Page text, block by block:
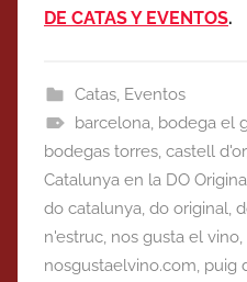
DE CATAS Y EVENTOS.
Catas, Eventos
barcelona, bodega el
bodegas torres, castell d'or
Catalunya en la DO
do catalunya, do original,
n'estruc, nos gusta el vino,
nosgustaelvino.com, puig